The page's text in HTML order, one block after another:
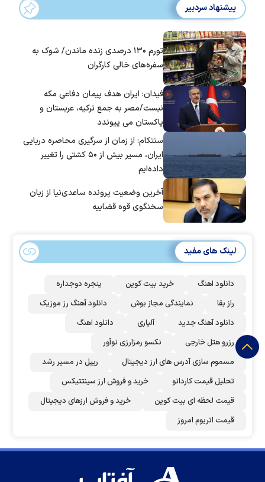
پیشنهاد سردبیر
تورم ۱۳۰ درصدی زنده ماندن/ شوک به
سفره‌های خالی کارگران
فیدان: ایران هدف پیمان دفاعی مکه
نیست/مصر به جمع ترکیه، عربستان و
پاکستان می پیوندد
سنتکام: از زمان از سرگیری محاصره دریایی
ایران، مسیر بیش از ۵۰ کشتی را تغییر
داده‌ایم
آخرین وضعیت پرونده ساعدی‌نیا از زبان
سخنگوی قوه قضاییه
لینک های مفید
دانلود اهنگ خرید بیت کوین
پنجره دوجداره
راز بقا
نمایندگی مجاز بوش
دانلود آهنگ رز‌ موزیک
دانلود آهنگ جدید
آلپاری
دانلود اهنگ
رزرو هتل خارجی
نکسو رمزارزی نوآور
مسموم سازی آدرس های ارز دیجیتال
ریپل در مسیر رشد
تحلیل قیمت کاردانو
خرید و فروش ارز سینتتیکس
قیمت لحظه ای بیت کوین
خرید و فروش ارزهای دیجیتال
قیمت اتریوم امروز